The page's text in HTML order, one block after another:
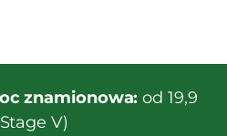
znamionowa: od 19,9
V)